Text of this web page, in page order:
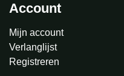
Account
Mijn account
Verlanglijst
Registreren